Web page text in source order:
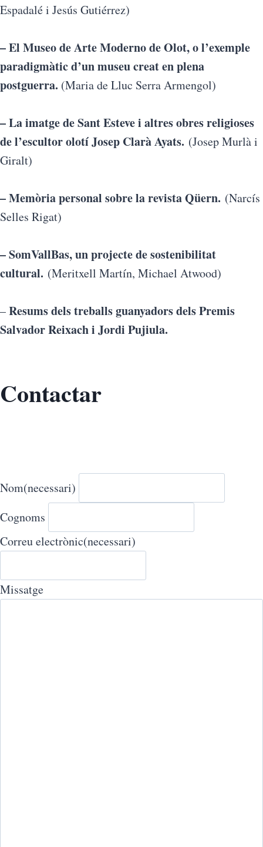
Espadalé i Jesús Gutiérrez)
– El Museo de Arte Moderno de Olot, o l’exemple
paradigmàtic d’un museu creat en plena
postguerra. (Maria de Lluc Serra Armengol)
– La imatge de Sant Esteve i altres obres religioses
de l’escultor olotí Josep Clarà Ayats. (Josep Murlà i
Giralt)
– Memòria personal sobre la revista Qüern. (Narcís
Selles Rigat)
– SomVallBas, un projecte de sostenibilitat
cultural. (Meritxell Martín, Michael Atwood)
–Resums dels treballs guanyadors dels Premis
Salvador Reixach i Jordi Pujiula.
Contactar
Nom(necessari)
Cognoms
Correu electrònic(necessari)
Missatge